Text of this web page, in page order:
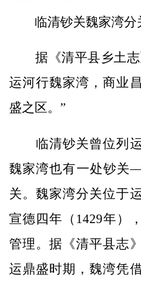
临清钞关魏家湾分
据《清平县乡土志
运河行魏家湾，商业
盛之区。”
临清钞关曾位列运
魏家湾也有一处钞关
关。魏家湾分关位于
宣德四年（1429年）
管理。据《清平县志
运鼎盛时期，魏湾凭